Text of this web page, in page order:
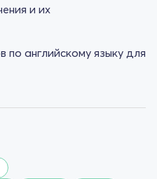
и их
по английскому языку для